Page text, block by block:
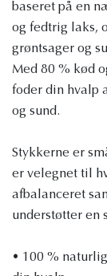
baseret på en
og fedtrig laks,
grøntsager og
Med 80 % kød
foder din hvalp
og sund.
Stykkerne er
er velegnet til
afbalanceret
understøtter en
• 100 %